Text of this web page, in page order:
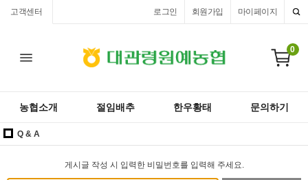
고객센터 마이페이지
회원가입
로그인
0
농협소개 절임배추 한우황태 문의하기
Q & A
게시글 작성 시 입력한 비밀번호를 입력해 주세요.